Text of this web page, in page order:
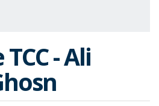
- Ali